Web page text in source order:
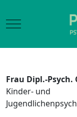
Mobile Menu
Frau Dipl.-
Kinder- und